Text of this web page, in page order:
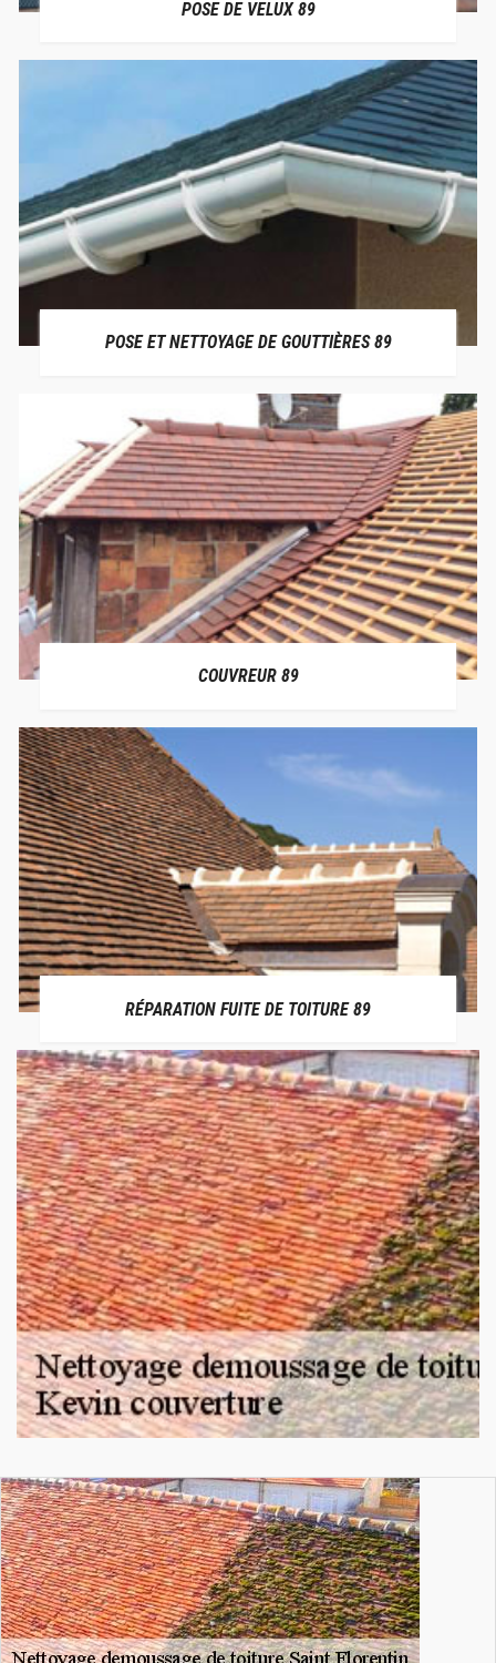
POSE DE VELUX 89
POSE ET NETTOYAGE DE GOUTTIÈRES 89
COUVREUR 89
RÉPARATION FUITE DE TOITURE 89